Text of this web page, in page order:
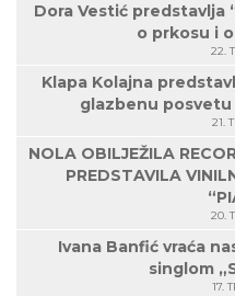
Dora Vestić predstavlja
o prkosu i
22.
Klapa Kolajna
glazbenu
21.
NOLA OBILJEŽILA
PREDSTAVILA
20.
Ivana Banfić vraća
singlom
17.